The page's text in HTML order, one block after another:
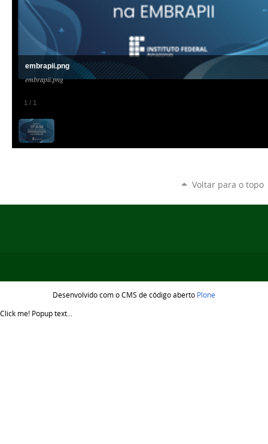
1 / 1
embrapii.png
embrapii.png
Voltar para o topo
Desenvolvido com o CMS de código aberto Plone
Click me! Popup text...